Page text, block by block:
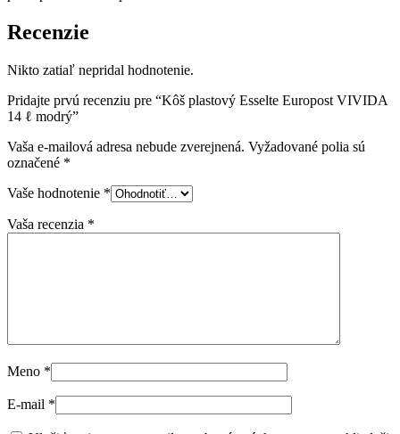
Recenzie
Nikto zatiaľ nepridal hodnotenie.
Pridajte prvú recenziu pre “Kôš plastový Esselte Europost VIVIDA
14 ℓ modrý”
Vaša e-mailová adresa nebude zverejnená. Vyžadované polia sú
označené *
Vaše hodnotenie *
Vaša recenzia *
Meno *
E-mail *